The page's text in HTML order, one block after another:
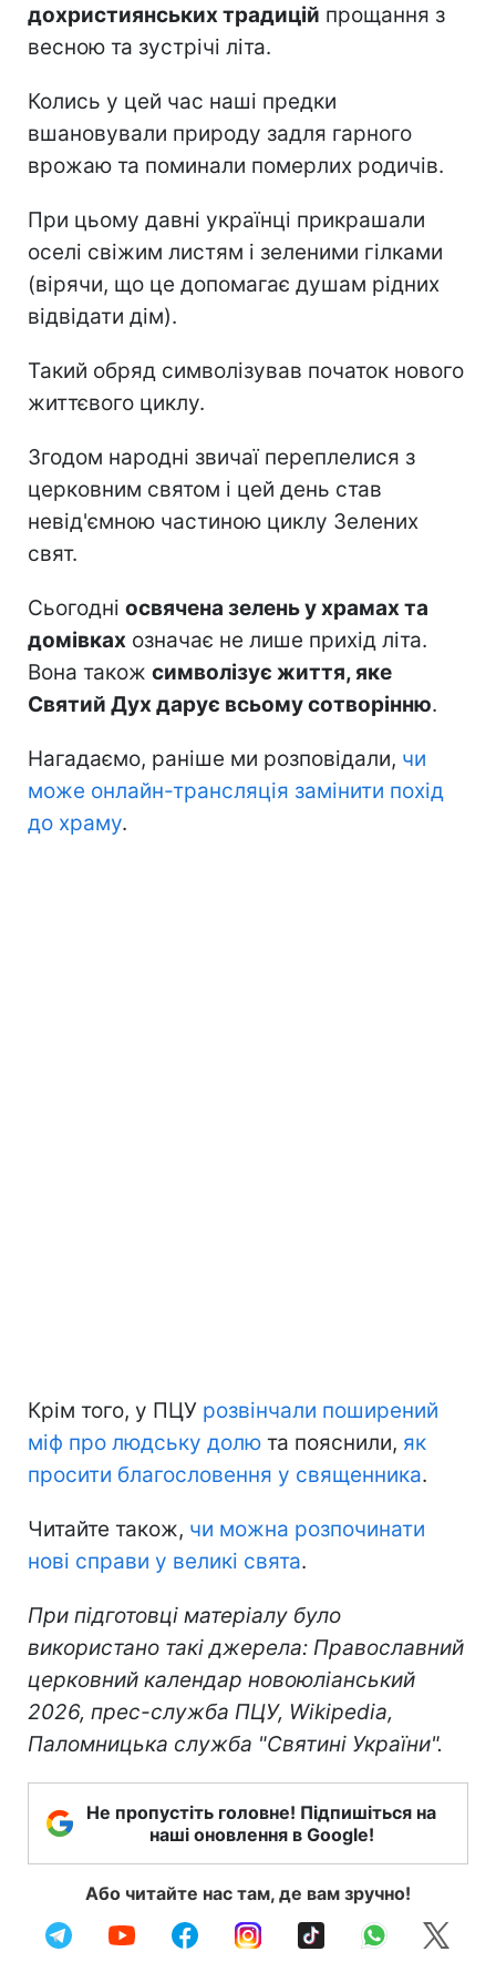
дохристиянських традицій прощання з
весною та зустрічі літа.
Колись у цей час наші предки
вшановували природу задля гарного
врожаю та поминали померлих родичів.
При цьому давні українці прикрашали
оселі свіжим листям і зеленими гілками
(вірячи, що це допомагає душам рідних
відвідати дім).
Такий обряд символізував початок нового
життєвого циклу.
Згодом народні звичаї переплелися з
церковним святом і цей день став
невід'ємною частиною циклу Зелених
свят.
Сьогодні освячена зелень у храмах та
домівках означає не лише прихід літа.
Вона також символізує життя, яке
Святий Дух дарує всьому сотворінню.
Нагадаємо, раніше ми розповідали, чи
може онлайн-трансляція замінити похід
до храму.
Крім того, у ПЦУ розвінчали поширений
міф про людську долю та пояснили, як
просити благословення у священника.
Читайте також, чи можна розпочинати
нові справи у великі свята.
При підготовці матеріалу було
використано такі джерела: Православний
церковний календар новоюліанський
2026, прес-служба ПЦУ, Wikipedia,
Паломницька служба "Святині України".
Не пропустіть головне! Підпишіться на
наші оновлення в Google!
Або читайте нас там, де вам зручно!